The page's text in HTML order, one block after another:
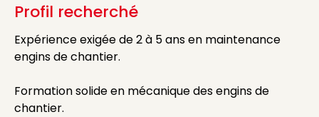
Profil recherché
Expérience exigée de 2 à 5 ans en maintenance
engins de chantier.
Formation solide en mécanique des engins de
chantier.